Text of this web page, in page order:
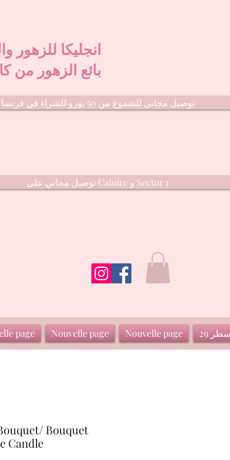
انجليكا للزهور
بائع الزهور من
توصيل مجاني للشموع من 50 يورو للشراء في فرنسا
توصيل مجاني على Caluire و Sector 1
page Nouvelle page Nouvelle page 29
Bouquet
Candle